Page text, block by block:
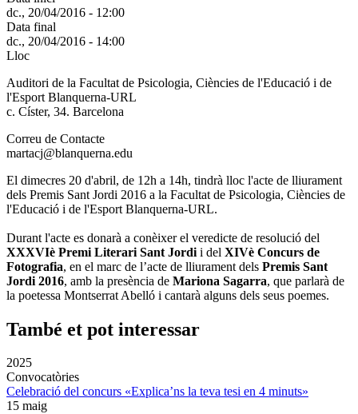
dc., 20/04/2016 - 12:00
Data final
dc., 20/04/2016 - 14:00
Lloc
Auditori de la Facultat de Psicologia, Ciències de l'Educació i de
l'Esport Blanquerna-URL
c. Císter, 34. Barcelona
Correu de Contacte
martacj@blanquerna.edu
El dimecres 20 d'abril, de 12h a 14h, tindrà lloc l'acte de lliurament
dels Premis Sant Jordi 2016 a la Facultat de Psicologia, Ciències de
l'Educació i de l'Esport Blanquerna-URL.
Durant l'acte es donarà a conèixer el veredicte de resolució del
XXXVIè Premi Literari Sant Jordi i del XIVè Concurs de
Fotografia, en el marc de l’acte de lliurament dels Premis Sant
Jordi 2016, amb la presència de Mariona Sagarra, que parlarà de
la poetessa Montserrat Abelló i cantarà alguns dels seus poemes.
També et pot interessar
2025
Convocatòries
Celebració del concurs «Explica’ns la teva tesi en 4 minuts»
15 maig